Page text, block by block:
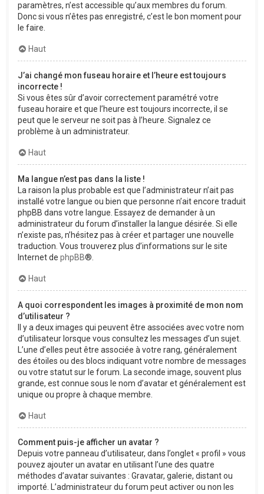
paramètres, n’est accessible qu’aux membres du forum.
Donc si vous n’êtes pas enregistré, c’est le bon moment pour
le faire.
Haut
J’ai changé mon fuseau horaire et l’heure est toujours
incorrecte !
Si vous êtes sûr d’avoir correctement paramétré votre
fuseau horaire et que l’heure est toujours incorrecte, il se
peut que le serveur ne soit pas à l’heure. Signalez ce
problème à un administrateur.
Haut
Ma langue n’est pas dans la liste !
La raison la plus probable est que l’administrateur n’ait pas
installé votre langue ou bien que personne n’ait encore traduit
phpBB dans votre langue. Essayez de demander à un
administrateur du forum d’installer la langue désirée. Si elle
n’existe pas, n’hésitez pas à créer et partager une nouvelle
traduction. Vous trouverez plus d’informations sur le site
Internet de phpBB®.
Haut
A quoi correspondent les images à proximité de mon nom
d’utilisateur ?
Il y a deux images qui peuvent être associées avec votre nom
d’utilisateur lorsque vous consultez les messages d’un sujet.
L’une d’elles peut être associée à votre rang, généralement
des étoiles ou des blocs indiquant votre nombre de messages
ou votre statut sur le forum. La seconde image, souvent plus
grande, est connue sous le nom d’avatar et généralement est
unique ou propre à chaque membre.
Haut
Comment puis-je afficher un avatar ?
Depuis votre panneau d’utilisateur, dans l’onglet « profil » vous
pouvez ajouter un avatar en utilisant l’une des quatre
méthodes d’avatar suivantes : Gravatar, galerie, distant ou
importé. L’administrateur du forum peut activer ou non les